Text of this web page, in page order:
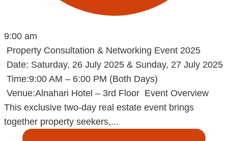
9:00 am
Property Consultation & Networking Event 2025
Date: Saturday, 26 July 2025 & Sunday, 27 July 2025
Time:9:00 AM – 6:00 PM (Both Days)
Venue:Alnahari Hotel – 3rd Floor Event Overview
This exclusive two-day real estate event brings
together property seekers,...